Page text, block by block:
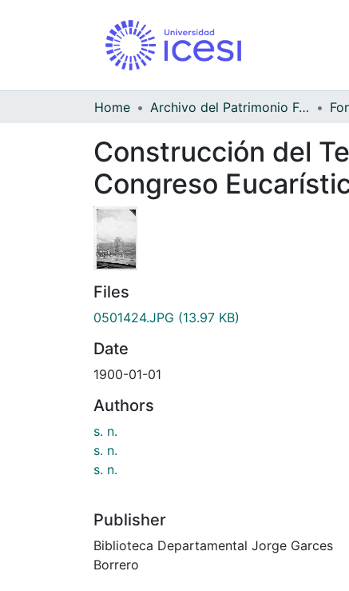
Home Archivo del Patrimonio Fotográfico y Fílmico del Valle del Cauca
Construcción del
Congreso
Files
0501424.JPG (13.97 KB)
Date
1900-01-01
Authors
s. n.
s. n.
s. n.
Publisher
Biblioteca Departamental Jorge Garces
Borrero